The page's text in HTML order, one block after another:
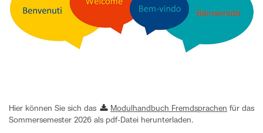
Hier können Sie sich das Modulhandbuch Fremdsprachen für das
Sommersemester 2026 als pdf-Datei herunterladen.